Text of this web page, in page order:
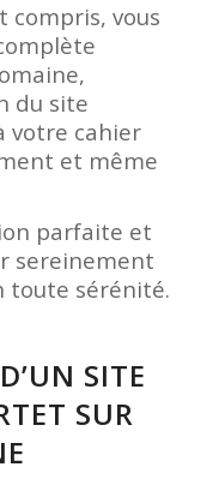
compris, vous
du site
votre cahier
et même
parfaite et
sereinement
toute sérénité.
SITE
SUR